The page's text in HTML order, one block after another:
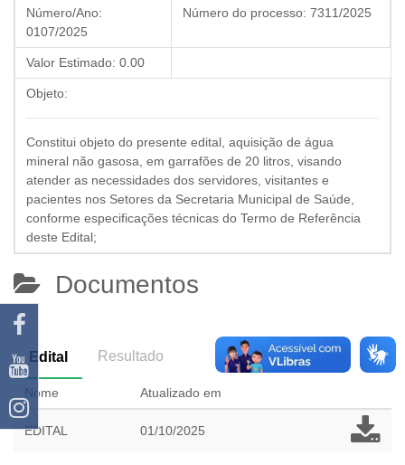
Número/Ano:
0107/2025
Número do processo: 7311/2025
Valor Estimado: 0.00
Objeto:
Constitui objeto do presente edital, aquisição de água
mineral não gasosa, em garrafões de 20 litros, visando
atender as necessidades dos servidores, visitantes e
pacientes nos Setores da Secretaria Municipal de Saúde,
conforme especificações técnicas do Termo de Referência
deste Edital;
Documentos
Edital Resultado
Nome Atualizado em
EDITAL 01/10/2025